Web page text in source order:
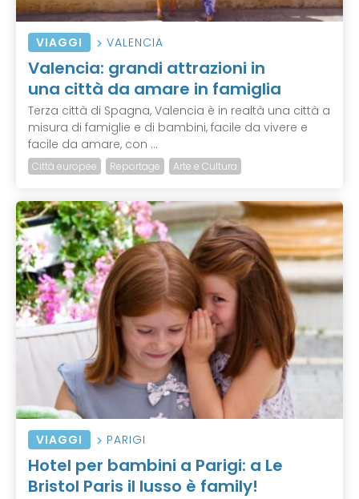
VIAGGI VALENCIA
Valencia: grandi attrazioni in
una città da amare in famiglia
Terza città di Spagna, Valencia è in realtà una città a
misura di famiglie e di bambini, facile da vivere e
facile da amare, con ...
Città europee Reportage Arte e Cultura
VIAGGI PARIGI
Hotel per bambini a Parigi: a Le
Bristol Paris il lusso è family!